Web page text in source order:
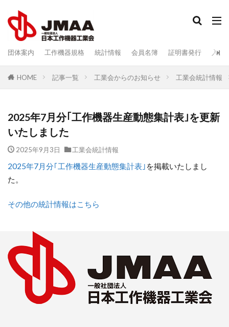
団体案内 工作機器規格 統計情報 会員名簿 証明書発行 入会
HOME 記事一覧 工業会からのお知らせ 工業会統計情報
2025年7月分｢工作機器生産動態集計表｣を更新
いたしました
2025年9月3日 工業会統計情報
2025年7月分｢工作機器生産動態集計表｣ を掲載いたしまし
た。
その他の統計情報はこちら